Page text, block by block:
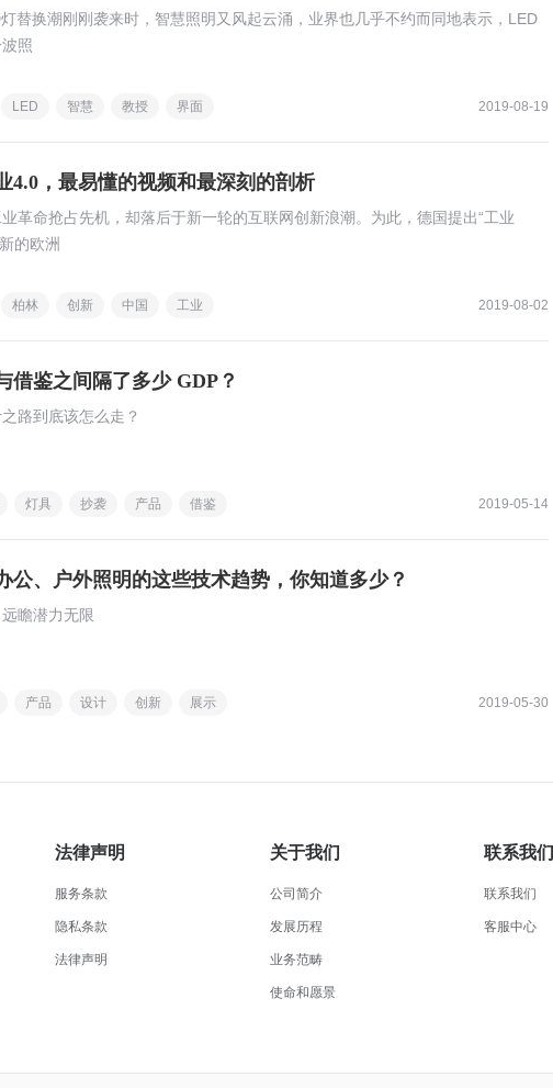
替换潮刚刚袭来时，智慧照明又风起云涌，业界也几乎不约而同地表示，LED
照
LED 智慧 教授 界面 2019-08-19
4.0，最易懂的视频和最深刻的剖析
革命抢占先机，却落后于新一轮的互联网创新浪潮。为此，德国提出“工业
的欧洲
柏林 创新 中国 工业 2019-08-02
借鉴之间隔了多少 GDP？
路到底该怎么走？
灯具 抄袭 产品 借鉴 2019-05-14
公、户外照明的这些技术趋势，你知道多少？
瞻潜力无限
产品 设计 创新 展示 2019-05-30
法律声明
服务条款
隐私条款
法律声明
关于我们
公司简介
发展历程
业务范畴
使命和愿景
联系我们
联系我们
客服中心